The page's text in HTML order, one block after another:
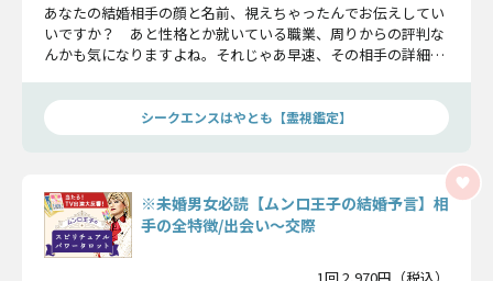
あなたの結婚相手の顔と名前、視えちゃったんでお伝えしてい
いですか？ あと性格とか就いている職業、周りからの評判な
んかも気になりますよね。それじゃあ早速、その相手の詳細と
シークエンスはやとも【霊視鑑定】
※未婚男女必読【ムンロ王子の結婚予言】相
手の全特徴/出会い〜交際
1回 2,970円（税込）